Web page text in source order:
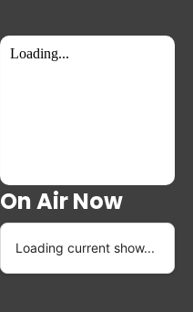
On Air Now
Loading current show...